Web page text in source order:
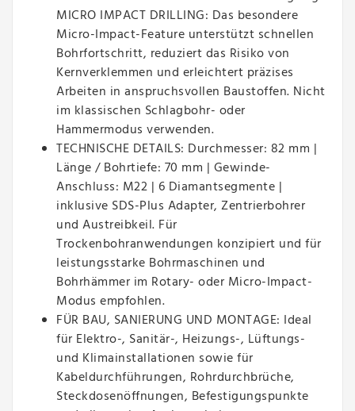
MICRO IMPACT DRILLING: Das besondere
Micro-Impact-Feature unterstützt schnellen
Bohrfortschritt, reduziert das Risiko von
Kernverklemmen und erleichtert präzises
Arbeiten in anspruchsvollen Baustoffen. Nicht
im klassischen Schlagbohr- oder
Hammermodus verwenden.
TECHNISCHE DETAILS: Durchmesser: 82 mm |
Länge / Bohrtiefe: 70 mm | Gewinde-
Anschluss: M22 | 6 Diamantsegmente |
inklusive SDS-Plus Adapter, Zentrierbohrer
und Austreibkeil. Für
Trockenbohranwendungen konzipiert und für
leistungsstarke Bohrmaschinen und
Bohrhämmer im Rotary- oder Micro-Impact-
Modus empfohlen.
FÜR BAU, SANIERUNG UND MONTAGE: Ideal
für Elektro-, Sanitär-, Heizungs-, Lüftungs-
und Klimainstallationen sowie für
Kabeldurchführungen, Rohrdurchbrüche,
Steckdosenöffnungen, Befestigungspunkte